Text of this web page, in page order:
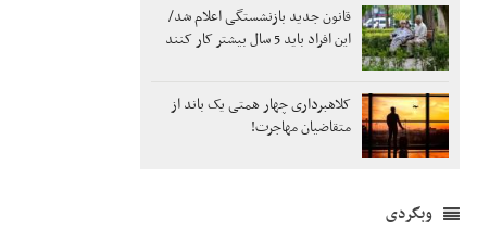
قانون جدید بازنشستگی اعلام شد/
این افراد باید 5 سال بیشتر کار کنند
کلاهبرداری چهار همتی یک باند از
متقاضیان مهاجرت!
وبگردی